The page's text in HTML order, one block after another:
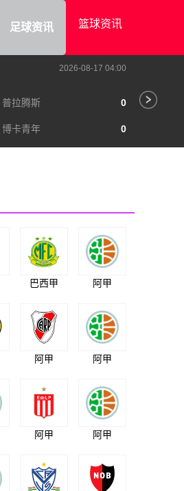
足球资讯 篮球资讯
2026-08-17 04:00
普拉腾斯 0
博卡青年 0
巴西甲 阿甲
阿甲 阿甲
阿甲 阿甲